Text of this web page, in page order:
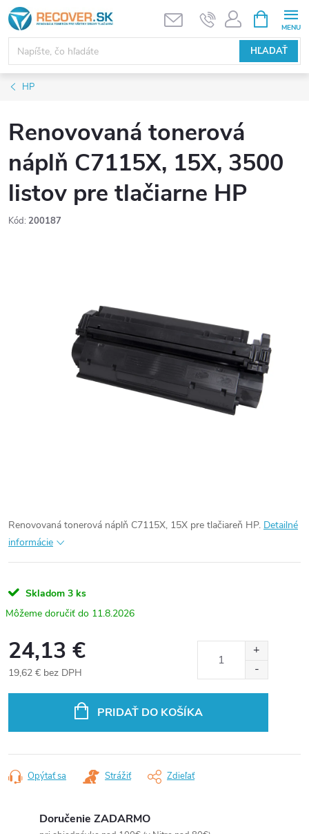
Prejsť
na
obsah
HĽADAŤ
KOŠÍK
HP
Renovovaná tonerová
náplň C7115X, 15X, 3500
listov pre tlačiarne HP
Kód: 200187
Renovovaná tonerová náplň C7115X, 15X pre tlačiareň HP. Detailné
informácie
Skladom 3 ks
11.8.2026
24,13 €
19,62 € bez DPH
PRIDAŤ DO KOŠÍKA
Opýtať sa Strážiť Zdieľať
Doručenie ZADARMO